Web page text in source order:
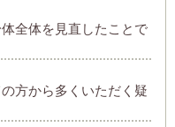
全体を見直したことで
方から多くいただく疑